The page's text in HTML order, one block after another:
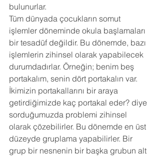
bulunurlar.
Tüm dünyada çocukların somut
işlemler döneminde okula başlamaları
bir tesadüf değildir. Bu dönemde, bazı
işlemlerin zihinsel olarak yapabilecek
durumdadırlar. Örneğin; benim beş
portakalım, senin dört portakalın var.
İkimizin portakallarını bir araya
getirdiğimizde kaç portakal eder? diye
sorduğumuzda problemi zihinsel
olarak çözebilirler. Bu dönemde en üst
düzeyde gruplama yapabilirler. Bir
grup bir nesnenin bir başka grubun alt